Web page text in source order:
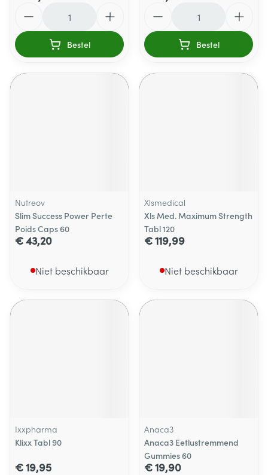
Bestel Bestel
Nutreov
Slim Success Power Perte
Poids Caps 60
€ 43,20
Niet beschikbaar
Xlsmedical
Xls Med. Maximum Strength
Tabl 120
€ 119,99
Niet beschikbaar
Ixxpharma
Klixx Tabl 90
€ 19,95
Anaca3
Anaca3 Eetlustremmend
Gummies 60
€ 19,90